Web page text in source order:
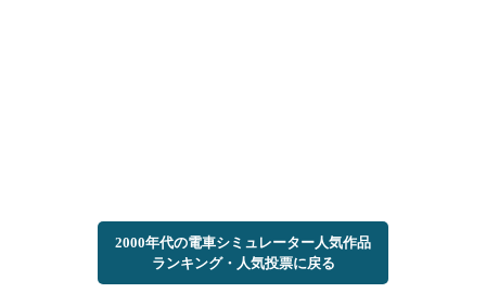
2000年代の電車シミュレーター人気作品
ランキング・人気投票に戻る